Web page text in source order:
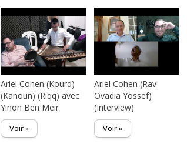
Ariel Cohen (Kourd)
(Kanoun) (Riqq) avec
Yinon Ben Meir
Voir »
Ariel Cohen (Rav
Ovadia Yossef)
(Interview)
Voir »